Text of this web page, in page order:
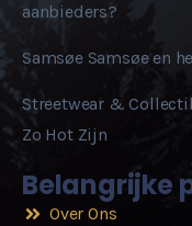
aanbieders?
Samsøe Samsøe en
Streetwear &
Zo Hot Zijn
Belangrijke
Over Ons